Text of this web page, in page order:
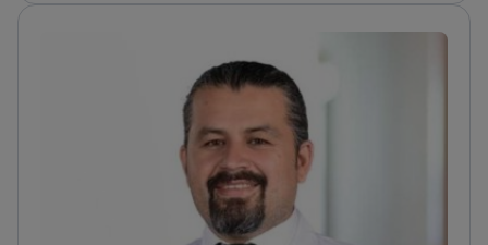
Facultades de Medicina de las universidades Turgut
Özal y Atılım. También trabajó en el Hospital Ankara
Medicana y en Optimed Health Group. Idioma